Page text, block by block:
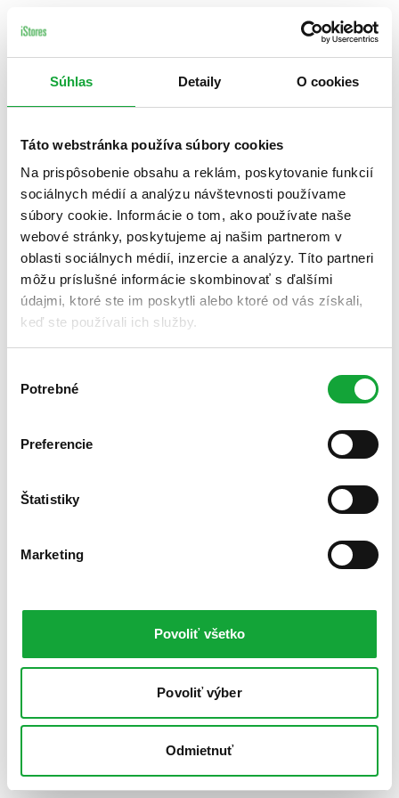
Súhlas Detaily O cookies
Táto webstránka používa súbory cookies
Na prispôsobenie obsahu a reklám, poskytovanie funkcií
sociálnych médií a analýzu návštevnosti používame
súbory cookie. Informácie o tom, ako používate naše
webové stránky, poskytujeme aj našim partnerom v
oblasti sociálnych médií, inzercie a analýzy. Títo partneri
môžu príslušné informácie skombinovať s ďalšími
údajmi, ktoré ste im poskytli alebo ktoré od vás získali,
keď ste používali ich služby.
súhlasu
Potrebné
Preferencie
Štatistiky
Marketing
Povoliť všetko
Povoliť výber
Odmietnuť